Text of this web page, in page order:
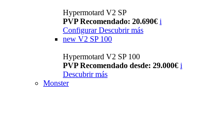
Hypermotard V2 SP
PVP Recomendado: 20.690€ i
Configurar Descubrir más
new V2 SP 100
Hypermotard V2 SP 100
PVP Recomendado desde: 29.000€ i
Descubrir más
Monster